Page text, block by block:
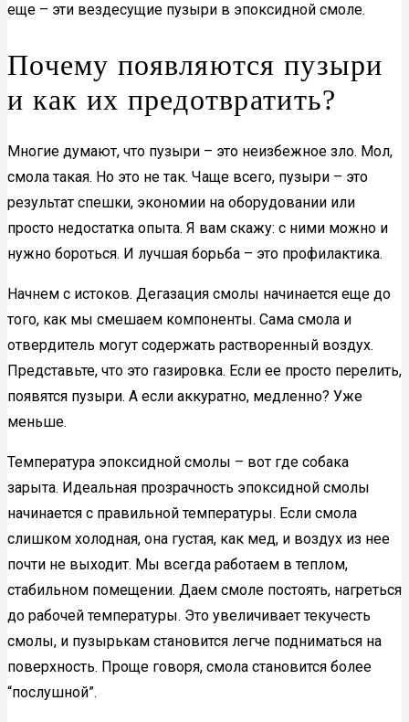
еще – эти вездесущие пузыри в эпоксидной смоле.
Почему появляются пузыри
и как их предотвратить?
Многие думают, что пузыри – это неизбежное зло. Мол,
смола такая. Но это не так. Чаще всего, пузыри – это
результат спешки, экономии на оборудовании или
просто недостатка опыта. Я вам скажу: с ними можно и
нужно бороться. И лучшая борьба – это профилактика.
Начнем с истоков. Дегазация смолы начинается еще до
того, как мы смешаем компоненты. Сама смола и
отвердитель могут содержать растворенный воздух.
Представьте, что это газировка. Если ее просто перелить,
появятся пузыри. А если аккуратно, медленно? Уже
меньше.
Температура эпоксидной смолы – вот где собака
зарыта. Идеальная прозрачность эпоксидной смолы
начинается с правильной температуры. Если смола
слишком холодная, она густая, как мед, и воздух из нее
почти не выходит. Мы всегда работаем в теплом,
стабильном помещении. Даем смоле постоять, нагреться
до рабочей температуры. Это увеличивает текучесть
смолы, и пузырькам становится легче подниматься на
поверхность. Проще говоря, смола становится более
“послушной”.